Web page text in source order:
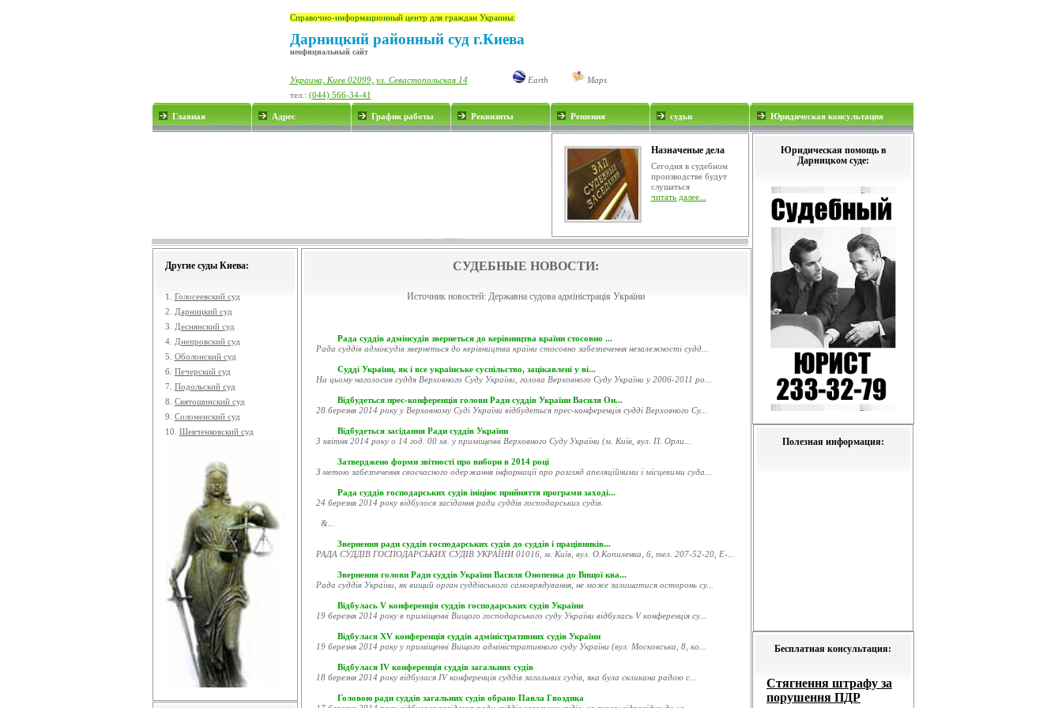
Справочно-информационный центр для граждан Украины:
Дарницкий районный суд г.Киева
неофициальный сайт
Украина, Киев 02099, ул. Севастопольская 14 Earth
Maps
тел.: (044) 566-34-41
Главная Адрес График работы Реквизиты Решения судьи Юридическая консультация
Назначеные дела
Сегодня в судебном
производстве будут
слушаться
читать далее...
Юридическая помощь в
Дарницком суде:
Полезная информация:
Бесплатная консультация:
Другие суды Киева:
1. Голосеевский суд
2.
Дарницкий суд
3.
Деснянский суд
4. Днепровский суд
5. Оболонский суд
6. Печерский суд
7. Подольский суд
8. Святошинский суд
9. Соломенский суд
10. Шевченковский суд
СУДЕБНЫЕ НОВОСТИ:
Источник новостей: Державна судова адміністрація України
Рада суддів адмінсудів звернеться до керівництва країни стосовно ...
Рада суддів адмінсудів звернеться до керівництва країни стосовно забезпечення незалежності судд...
Судді України, як і все українське суспільство, зацікавлені у ві...
На цьому наголосив суддя Верховного Суду України, голова Верховного Суду України у 2006-2011 ро...
Відбудеться прес-конференція голови Ради суддів України Василя Он...
28 березня 2014 року у Верховному Суді України відбудеться прес-конференція судді Верховного Су...
Відбудеться засідання Ради суддів України
3 квітня 2014 року о 14 год. 00 хв. у приміщенні Верховного Суду України (м. Київ, вул. П. Орли...
Затверджено форми звітності про вибори в 2014 році
З метою забезпечення своєчасного одержання інформації про розгляд апеляційними і місцевими суда...
Рада суддів господарських судів ініціює прийняття програми заході...
24 березня 2014 року відбулося засідання ради суддів господарських судів.
&...
Звернення ради суддів господарських судів до суддів і працівників...
РАДА СУДДІВ ГОСПОДАРСЬКИХ СУДІВ УКРАЇНИ 01016, м. Київ, вул. О.Копиленка, 6, тел. 207-52-20, E-...
Звернення голови Ради суддів України Василя Онопенка до Вищої ква...
Рада суддів України, як вищий орган суддівського самоврядування, не може залишатися осторонь су...
Відбулась V конференція суддів господарських судів України
19 березня 2014 року в приміщенні Вищого господарського суду України відбулась V конференція су...
Відбулася XV конференція суддів адміністративних судів України
19 березня 2014 року у приміщенні Вищого адміністративного суду України (вул. Московська, 8, ко...
Відбулася ІV конференція суддів загальних судів
18 березня 2014 року відбулася ІV конференція суддів загальних судів, яка була скликана радою с...
Головою ради суддів загальних судів обрано Павла Гвоздика